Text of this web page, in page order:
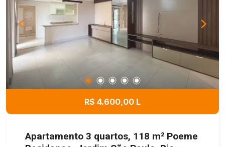
R$ 4.600,00 L
Apartamento 3 quartos, 118 m² Poeme